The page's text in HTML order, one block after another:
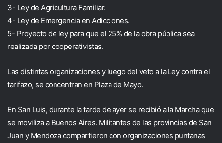
3- Ley de Agricultura Familiar.
4- Ley de Emergencia en Adicciones.
5- Proyecto de ley para que el 25% de la obra pública sea
realizada por cooperativistas.
Las distintas organizaciones y luego del veto a la Ley contra el
tarifazo, se concentran en Plaza de Mayo.
En San Luis, durante la tarde de ayer se recibió a la Marcha que
se moviliza a Buenos Aires. Militantes de las provincias de San
Juan y Mendoza compartieron con organizaciones puntanas